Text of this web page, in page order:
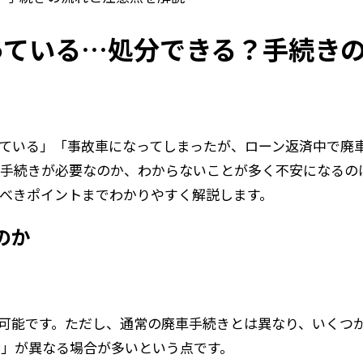
いる…処分できる？手続き
る」「事故車になってしまったが、ローン返済中で廃
続きが必要なのか、わからないことが多く不安になる
ポイントまでわかりやすく解説します。
か
です。ただし、通常の廃車手続きとは異なり、いく
異なる場合が多いという点です。